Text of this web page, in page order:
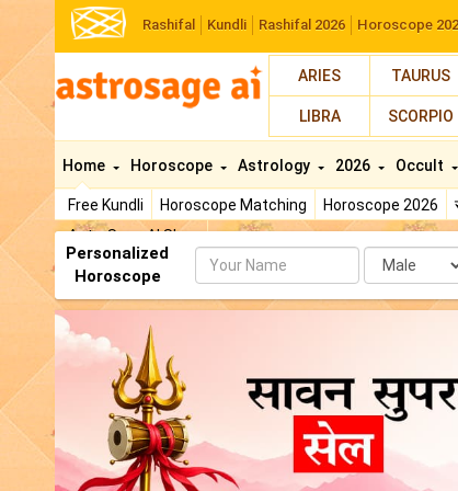
Rashifal Kundli Rashifal 2026 Horoscope
ARIES TAURUS
LIBRA SCORPIO
Home
Free Kundli Horoscope Matching Horoscope 2026
AstroSage AI Shop
Horoscope Astrology 2026 Occult
Personalized
Horoscope
Name